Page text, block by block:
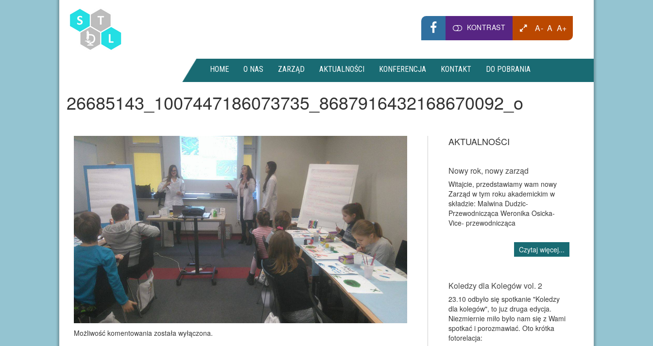
A- A A+
KONTRAST
HOME O NAS ZARZĄD AKTUALNOŚCI KONFERENCJA KONTAKT DO POBRANIA
26685143_1007447186073735_8687916432168670092_o
Możliwość komentowania została wyłączona.
AKTUALNOŚCI
Nowy rok, nowy zarząd
Witajcie, przedstawiamy wam nowy
Zarząd w tym roku akademickim w
składzie: Malwina Dudzic-
Przewodnicząca Weronika Osicka-
Vice- przewodnicząca
Czytaj więcej...
Koledzy dla Kolegów vol. 2
23.10 odbyło się spotkanie "Koledzy
dla kolegów", to juz druga edycja.
Niezmiernie miło było nam się z Wami
spotkać i porozmawiać. Oto krótka
fotorelacja: